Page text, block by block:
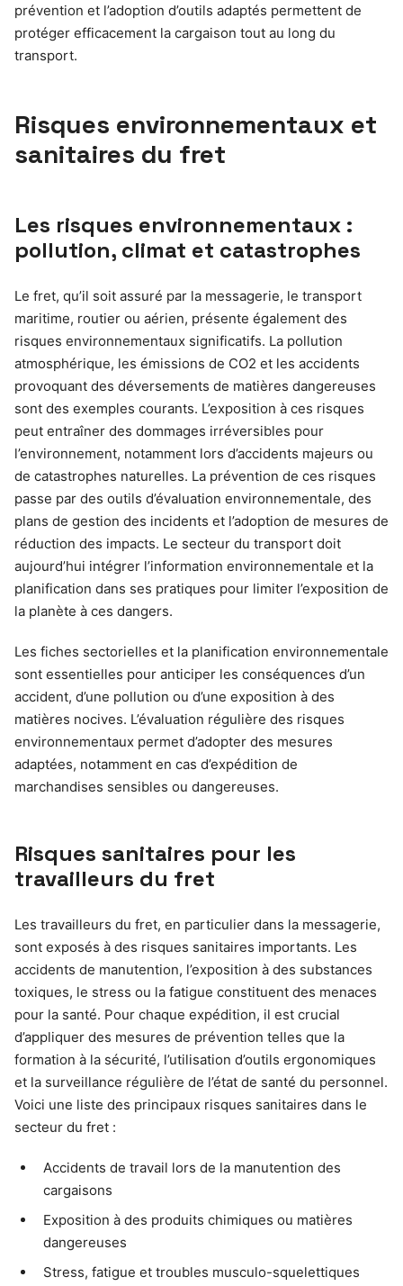
prévention et l’adoption d’outils adaptés permettent de
protéger efficacement la cargaison tout au long du
transport.
Risques environnementaux et
sanitaires du fret
Les risques environnementaux :
pollution, climat et catastrophes
Le fret, qu’il soit assuré par la messagerie, le transport
maritime, routier ou aérien, présente également des
risques environnementaux significatifs. La pollution
atmosphérique, les émissions de CO2 et les accidents
provoquant des déversements de matières dangereuses
sont des exemples courants. L’exposition à ces risques
peut entraîner des dommages irréversibles pour
l’environnement, notamment lors d’accidents majeurs ou
de catastrophes naturelles. La prévention de ces risques
passe par des outils d’évaluation environnementale, des
plans de gestion des incidents et l’adoption de mesures de
réduction des impacts. Le secteur du transport doit
aujourd’hui intégrer l’information environnementale et la
planification dans ses pratiques pour limiter l’exposition de
la planète à ces dangers.
Les fiches sectorielles et la planification environnementale
sont essentielles pour anticiper les conséquences d’un
accident, d’une pollution ou d’une exposition à des
matières nocives. L’évaluation régulière des risques
environnementaux permet d’adopter des mesures
adaptées, notamment en cas d’expédition de
marchandises sensibles ou dangereuses.
Risques sanitaires pour les
travailleurs du fret
Les travailleurs du fret, en particulier dans la messagerie,
sont exposés à des risques sanitaires importants. Les
accidents de manutention, l’exposition à des substances
toxiques, le stress ou la fatigue constituent des menaces
pour la santé. Pour chaque expédition, il est crucial
d’appliquer des mesures de prévention telles que la
formation à la sécurité, l’utilisation d’outils ergonomiques
et la surveillance régulière de l’état de santé du personnel.
Voici une liste des principaux risques sanitaires dans le
secteur du fret :
Accidents de travail lors de la manutention des
cargaisons
Exposition à des produits chimiques ou matières
dangereuses
Stress, fatigue et troubles musculo-squelettiques